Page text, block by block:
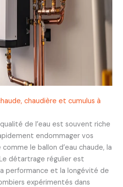
chaudière et cumulus à
de l’eau est souvent riche
endommager vos
le ballon d’eau chaude, la
détartrage régulier est
performance et la longévité de
expérimentés dans